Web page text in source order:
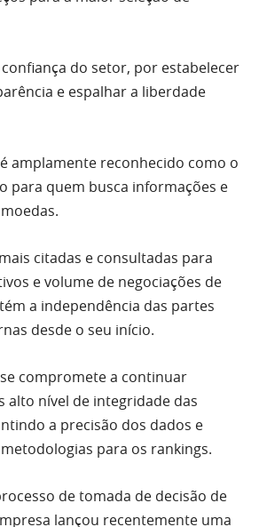
do setor, por estabelecer
e espalhar a liberdade
amplamente reconhecido como o
para quem busca informações e
citadas e consultadas para
e volume de negociações de
a independência das partes
desde o seu início.
compromete a continuar
alto nível de integridade das
a precisão dos dados e
para os rankings.
de tomada de decisão de
lançou recentemente uma